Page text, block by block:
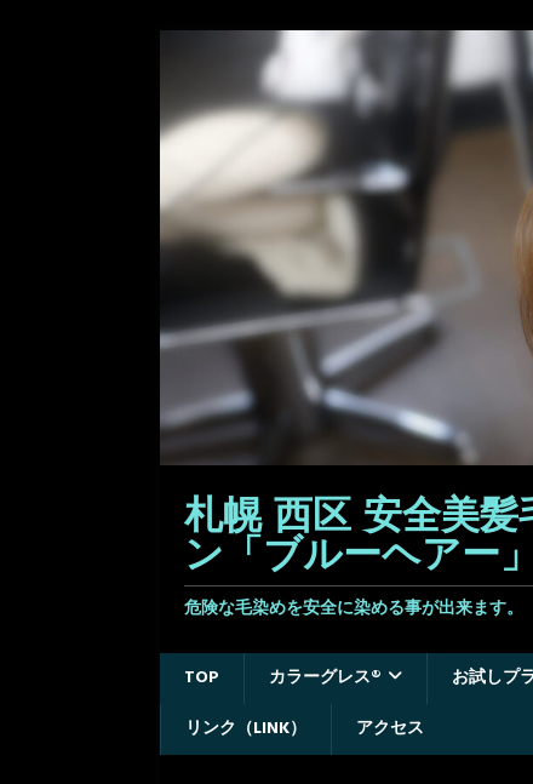
札幌 西区 安全美
ン「ブルーヘアー」
危険な毛染めを安全に染める事が出来ます
TOP カラーグレス® お試しプ
リンク（LINK）
アクセス